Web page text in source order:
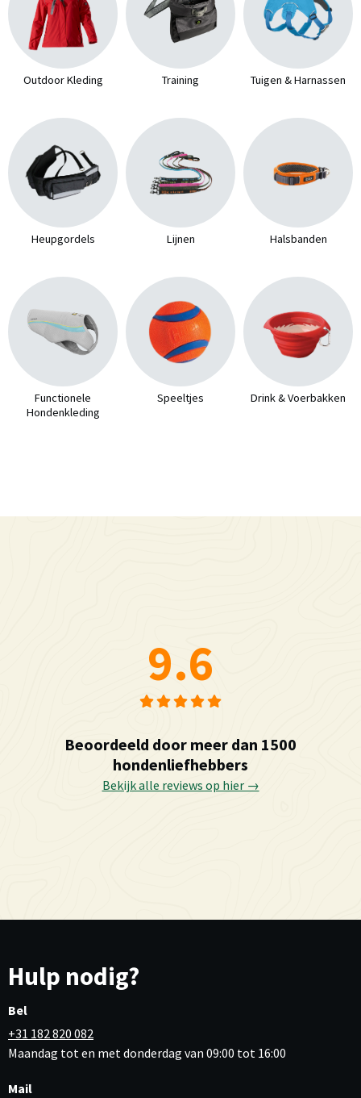
Outdoor Kleding Training Tuigen & Harnassen
Heupgordels Lijnen Halsbanden
Functionele
Hondenkleding
Speeltjes Drink & Voerbakken
9.6
Beoordeeld door meer dan 1500
hondenliefhebbers
Bekijk alle reviews op hier →
Hulp nodig?
Bel
+31 182 820 082
Maandag tot en met donderdag van 09:00 tot 16:00
Mail